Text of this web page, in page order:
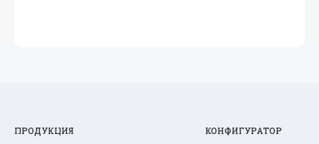
ПРОДУКЦИЯ КОНФИГУРАТОР